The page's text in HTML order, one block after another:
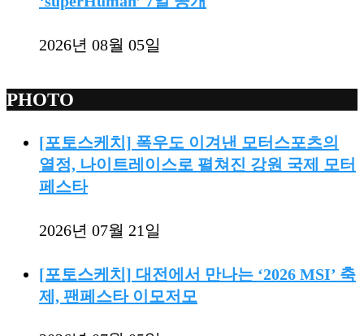
2026년 08월 05일
PHOTO
[포토스케치] 폭우도 이겨낸 모터스포츠의
열정, 나이트레이스로 펼쳐진 강원 국제 모터
페스타
2026년 07월 21일
[포토스케치] 대전에서 만나는 ‘2026 MSI’ 축
제, 팬페스타 이모저모